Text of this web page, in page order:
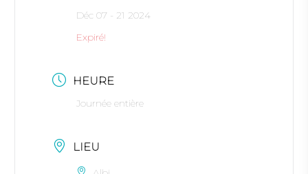
Déc 07 - 21 2024
Expiré!
HEURE
Journée entière
LIEU